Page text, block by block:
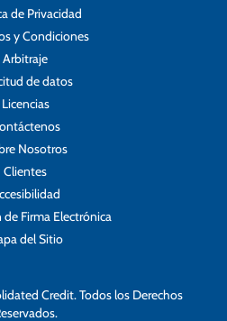
de Privacidad
y Condiciones
Arbitraje
de datos
Licencias
Nosotros
Clientes
de Firma Electrónica
del Sitio
Credit. Todos los Derechos